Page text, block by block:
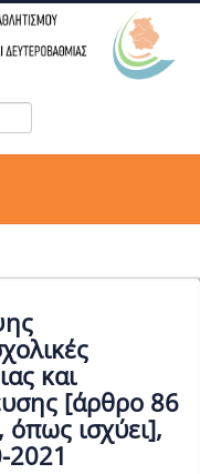
και
[άρθρο 86
ισχύει],
2021